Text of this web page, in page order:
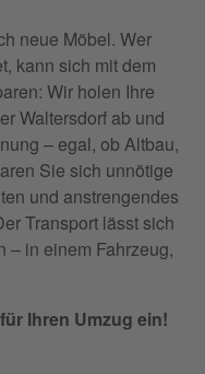
neue Möbel. Wer
kann sich mit dem
Wir holen Ihre
Waltersdorf ab und
– egal, ob Altbau,
Sie sich unnötige
und anstrengendes
Transport lässt sich
– in einem Fahrzeug,
Ihren Umzug ein!